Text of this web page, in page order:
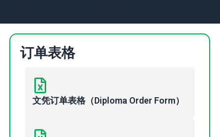
订单表格
文凭订单表格（Diploma Order Form）